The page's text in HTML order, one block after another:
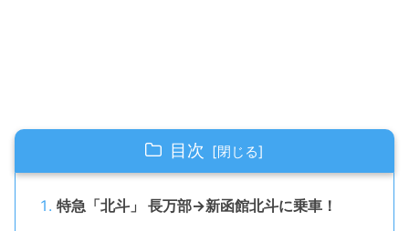
目次
特急「北斗」 長万部→新函館北斗に乗車！